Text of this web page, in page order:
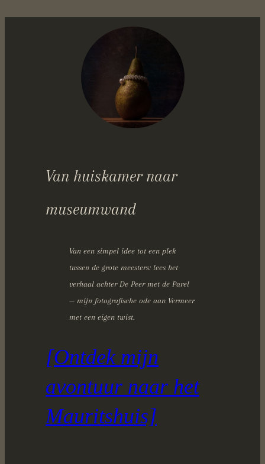
Van huiskamer naar
museumwand
Van een simpel idee tot een plek
tussen de grote meesters: lees het
verhaal achter De Peer met de Parel
— mijn fotografische ode aan Vermeer
met een eigen twist.
[Ontdek mijn
avontuur naar het
Mauritshuis]